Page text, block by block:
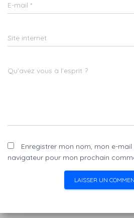
E-mail *
Site internet
Qu’avez vous à l’esprit ?
Enregistrer mon nom, mon e-
navigateur pour mon prochain